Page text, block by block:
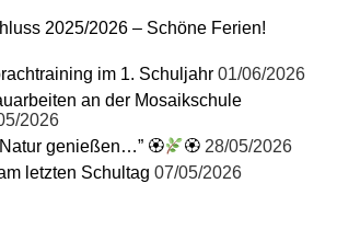
2025/2026 – Schöne Ferien!
im 1. Schuljahr 01/06/2026
an der Mosaikschule
2026
Natur genießen…” 🏵
🏵 28/05/2026
letzten Schultag 07/05/2026